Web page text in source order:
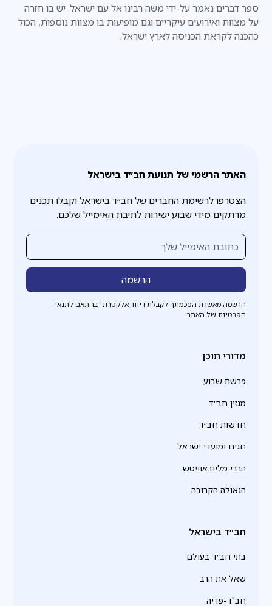
ספר דברים נאמר על-ידי משה רבינו אל עם ישראל. יש בו חזרה
על מצוות ואירועים עיקריים וגם מופיעות בו מצוות נוספות, הכול
כהכנה לקראת הכניסה לארץ ישראל.
האתר הרשמי של תנועת חב״ד בישראל
הצטרפו לרשימת החברים של חב״ד בישראל וקבלו תכנים
מרתקים מידי שבוע ישירות לתיבת האימייל שלכם.
הרשמה מאשרת הסכמתך לקבלת דיוור אלקטרוני בהתאם לתנאי
הפרטיות של האתר.
מדורי תוכן
פרשת שבוע
מגזין חב״ד
חדשות חב״ד
חגים ומועדי ישראל
הרבי מליובאוויטש
הגאולה הקרובה
חב״ד בישראל
בתי חב״ד בעולם
שאל את הרב
חב"ד-פדיה